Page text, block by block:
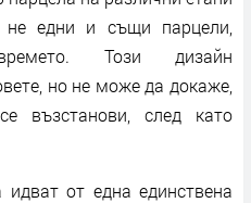
не едни и същи парцели,
Този дизайн
но не може да докаже,
възстанови, след като
от една единствена